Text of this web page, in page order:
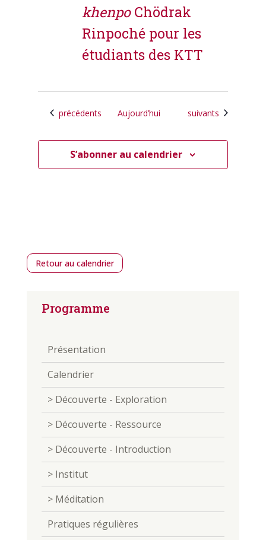
khenpoChödrak
Rinpoché pour les
étudiants des KTT
Calendrier
précédents Aujourd’hui Calendrier
suivants
S’abonner au calendrier
Retour au calendrier
Programme
Présentation
Calendrier
> Découverte - Exploration
> Découverte - Ressource
> Découverte - Introduction
> Institut
> Méditation
Pratiques régulières